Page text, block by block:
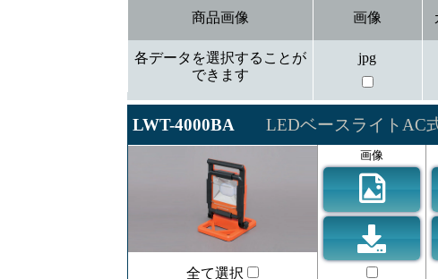
商品画像
各データを選択することが
できます
画像
jpg
LWT-4000BA LEDベースライトAC
全て選択
画像